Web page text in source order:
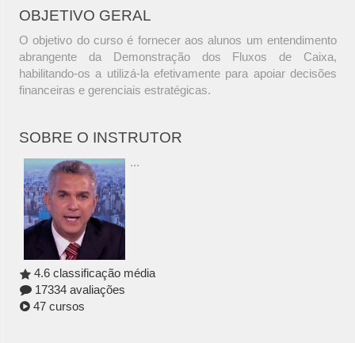
OBJETIVO GERAL
O objetivo do curso é fornecer aos alunos um entendimento
abrangente da Demonstração dos Fluxos de Caixa,
habilitando-os a utilizá-la efetivamente para apoiar decisões
financeiras e gerenciais estratégicas.
SOBRE O INSTRUTOR
...
4.6 classificação média
17334 avaliações
47 cursos